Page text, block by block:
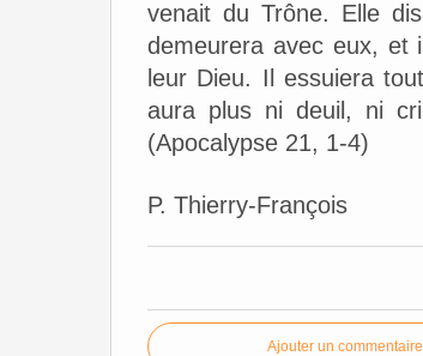
venait du Trône. Elle
demeurera avec eux, et
leur Dieu. Il essuiera
aura plus ni deuil, ni
(Apocalypse 21, 1-4)
P. Thierry-François
Ajouter un commentaire